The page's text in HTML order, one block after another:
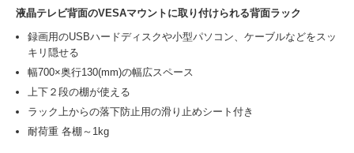
液晶テレビ背面のVESAマウントに取り付けられる背面ラック
録画用のUSBハードディスクや小型パソコン、ケーブルなどをスッ
キリ隠せる
幅700×奥行130(mm)の幅広スペース
上下２段の棚が使える
ラック上からの落下防止用の滑り止めシート付き
耐荷重 各棚～1kg